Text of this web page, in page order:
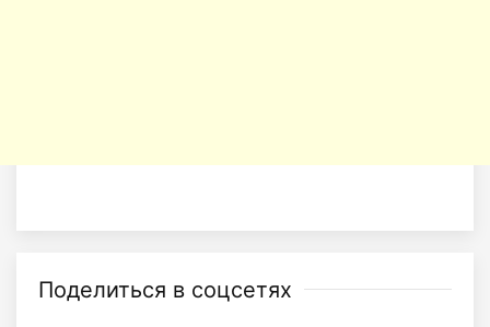
Поделиться в соцсетях